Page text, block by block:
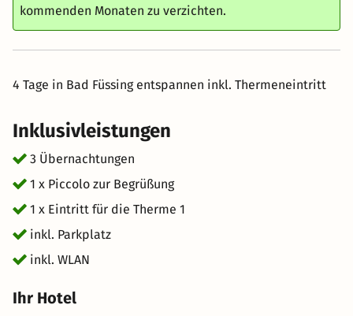
kommenden Monaten zu verzichten.
4 Tage in Bad Füssing entspannen inkl. Thermeneintritt
Inklusivleistungen
3 Übernachtungen
1 x Piccolo zur Begrüßung
1 x Eintritt für die Therme 1
inkl. Parkplatz
inkl. WLAN
Ihr Hotel